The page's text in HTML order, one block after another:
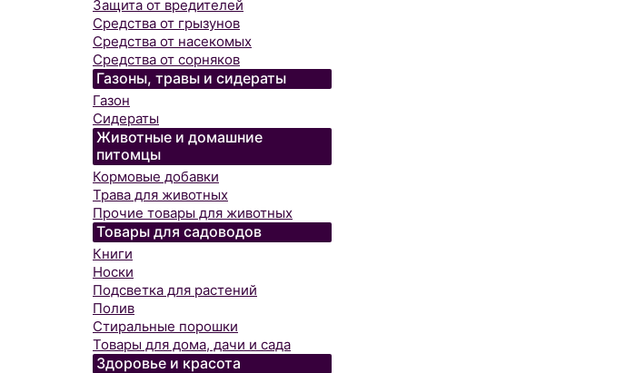
Защита от вредителей
Средства от грызунов
Средства от насекомых
Средства от сорняков
Газоны, травы и сидераты
Газон
Сидераты
Животные и домашние
питомцы
Кормовые добавки
Трава для животных
Прочие товары для животных
Товары для садоводов
Книги
Носки
Подсветка для растений
Полив
Стиральные порошки
Товары для дома, дачи и сада
Здоровье и красота